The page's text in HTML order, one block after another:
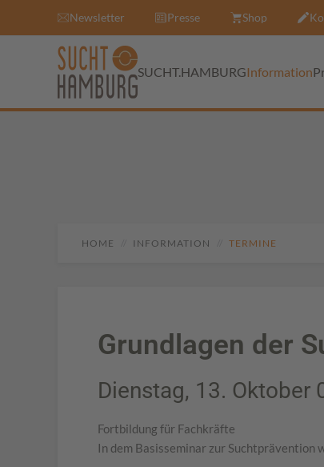
Newsletter Presse Shop
SUCHT.HAMBURGInformation
HOME INFORMATION TERMINE
Grundlagen der
Dienstag, 13. Oktober
Fortbildung für Fachkräfte
In dem Basisseminar zur Suchtprävention